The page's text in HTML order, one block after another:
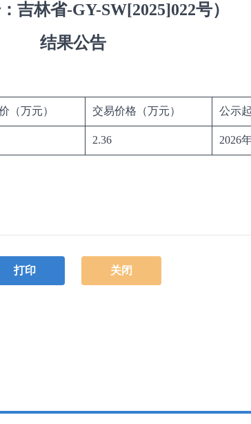
吉林省-GY-SW[2025]022号）
结果公告
（万元） 交易价格（万元） 公示
2.36 2026
打印 关闭